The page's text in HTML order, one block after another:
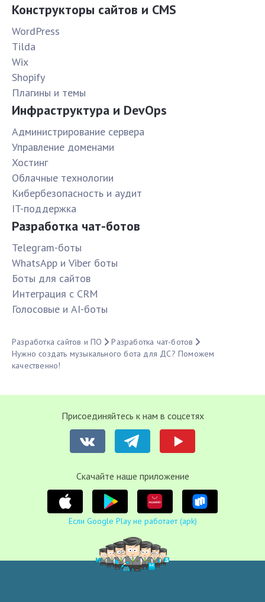
Конструкторы сайтов и CMS
WordPress
Tilda
Wix
Shopify
Плагины и темы
Инфраструктура и DevOps
Администрирование сервера
Управление доменами
Хостинг
Облачные технологии
Кибербезопасность и аудит
IT-поддержка
Разработка чат-ботов
Telegram-боты
WhatsApp и Viber боты
Боты для сайтов
Интеграция с CRM
Голосовые и AI-боты
Разработка сайтов и ПО
Разработка чат-ботов
Нужно создать музыкального бота для ДС? Поможем
качественно!
Присоединяйтесь к нам в соцсетях
Cкачайте наше приложение
Если Google Play не работает (apk)